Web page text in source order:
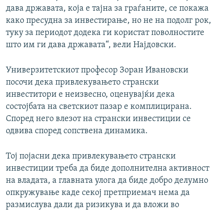
дава државата, која е тајна за граѓаните, се покажа
како пресудна за инвестирање, но не на подолг рок,
туку за периодот додека ги користат поволностите
што им ги дава државата“, вели Најдовски.
Универзитетскиот професор Зоран Ивановски
посочи дека привлекувањето странски
инвеститори е неизвесно, оценувајќи дека
состојбата на светскиот пазар е комплицирана.
Според него влезот на странски инвестиции се
одвива според сопствена динамика.
Тој појасни дека привлекувањето странски
инвестиции треба да биде дополнителна активност
на владата, а главната улога да биде добро делумно
опкружување каде секој претприемач нема да
размислува дали да ризикува и да вложи во